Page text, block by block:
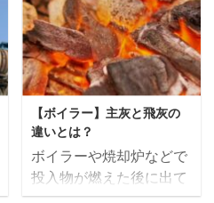
ントで流量を監視した
り、制御する場合は瞬時
流量が用いられることが
ほとんどです。制御盤と
接続する場合はセンサー
電源を共用させ ...
ります。 この記事では、
主蒸気とプロセス蒸気の
違いやそれぞれに求めら
れる特徴について解説し
ます。 主蒸気とは 主蒸
気とはボイラーで発生さ
せた高温高圧の過熱蒸気
で主に発電用に利用され
ます。 温度としては約
【ボイラー】主灰と飛灰の
違いとは？
ボイラーや焼却炉などで
投入物が燃えた後に出て
くる灰は、大きく分けて